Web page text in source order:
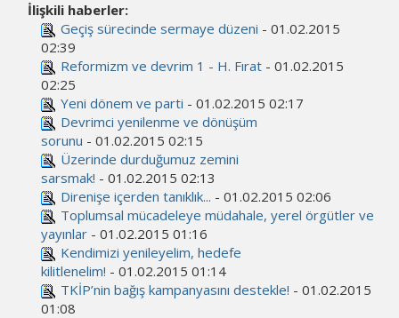
İlişkili haberler:
Geçiş sürecinde sermaye düzeni - 01.02.2015
02:39
Reformizm ve devrim 1 - H. Fırat - 01.02.2015
02:25
Yeni dönem ve parti - 01.02.2015 02:17
Devrimci yenilenme ve dönüşüm
sorunu - 01.02.2015 02:15
Üzerinde durduğumuz zemini
sarsmak! - 01.02.2015 02:13
Direnişe içerden tanıklık... - 01.02.2015 02:06
Toplumsal mücadeleye müdahale, yerel örgütler ve
yayınlar - 01.02.2015 01:16
Kendimizi yenileyelim, hedefe
kilitlenelim! - 01.02.2015 01:14
TKİP’nin bağış kampanyasını destekle! - 01.02.2015
01:08